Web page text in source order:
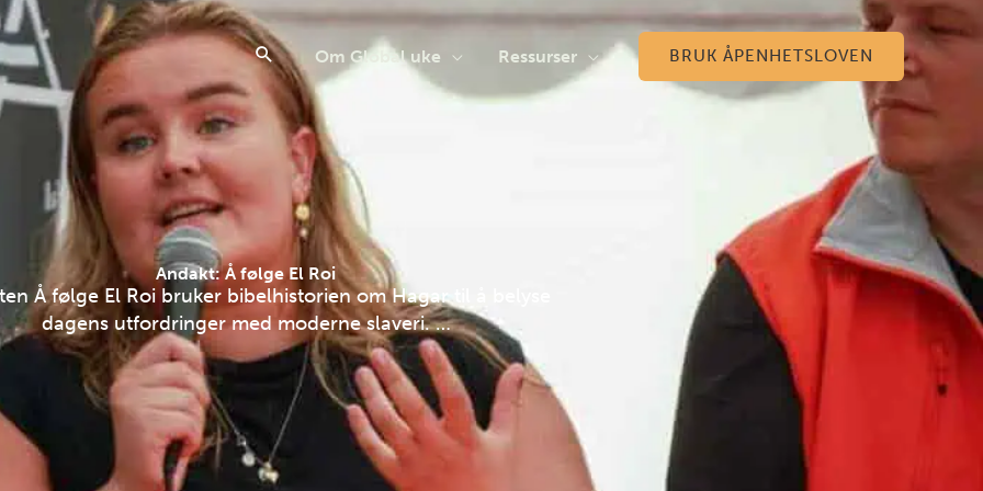
Om Global uke Ressurser BRUK ÅPENHETSLOVEN
Andakt: Å følge El Roi
Å følge El Roi bruker bibelhistorien om Hagar til å belyse
dagens utfordringer med moderne slaveri. …